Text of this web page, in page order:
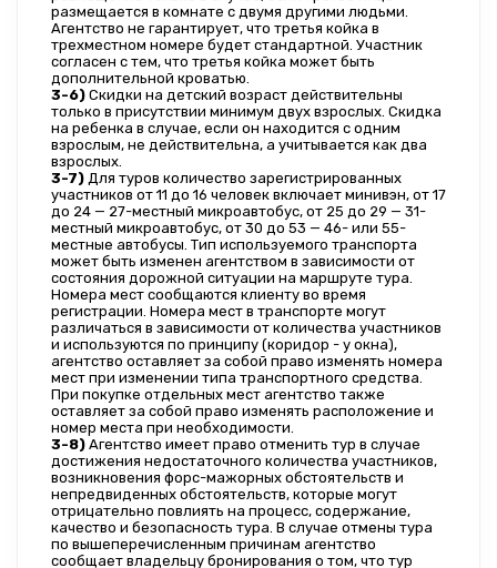
размещается в комнате с двумя другими людьми.
Агентство не гарантирует, что третья койка в
трехместном номере будет стандартной. Участник
согласен с тем, что третья койка может быть
дополнительной кроватью.
3-6) Скидки на детский возраст действительны
только в присутствии минимум двух взрослых. Скидка
на ребенка в случае, если он находится с одним
взрослым, не действительна, а учитывается как два
взрослых.
3-7) Для туров количество зарегистрированных
участников от 11 до 16 человек включает минивэн, от 17
до 24 — 27-местный микроавтобус, от 25 до 29 — 31-
местный микроавтобус, от 30 до 53 — 46- или 55-
местные автобусы. Тип используемого транспорта
может быть изменен агентством в зависимости от
состояния дорожной ситуации на маршруте тура.
Номера мест сообщаются клиенту во время
регистрации. Номера мест в транспорте могут
различаться в зависимости от количества участников
и используются по принципу (коридор - у окна),
агентство оставляет за собой право изменять номера
мест при изменении типа транспортного средства.
При покупке отдельных мест агентство также
оставляет за собой право изменять расположение и
номер места при необходимости.
3-8) Агентство имеет право отменить тур в случае
достижения недостаточного количества участников,
возникновения форс-мажорных обстоятельств и
непредвиденных обстоятельств, которые могут
отрицательно повлиять на процесс, содержание,
качество и безопасность тура. В случае отмены тура
по вышеперечисленным причинам агентство
сообщает владельцу бронирования о том, что тур